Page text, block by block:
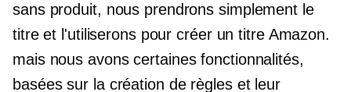
sans produit, nous prendrons simplement le
titre et l'utiliserons pour créer un titre Amazon.
mais nous avons certaines fonctionnalités,
basées sur la création de règles et leur